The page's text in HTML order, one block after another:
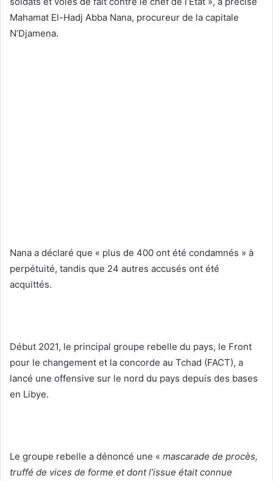
Mahamat El-Hadj Abba Nana, procureur de la capitale
N’Djamena.
Nana a déclaré que « plus de 400 ont été condamnés » à
perpétuité, tandis que 24 autres accusés ont été
acquittés.
Début 2021, le principal groupe rebelle du pays, le Front
pour le changement et la concorde au Tchad (FACT), a
lancé une offensive sur le nord du pays depuis des bases
en Libye.
Le groupe rebelle a dénoncé une « mascarade de procès,
truffé de vices de forme et dont l’issue était connue